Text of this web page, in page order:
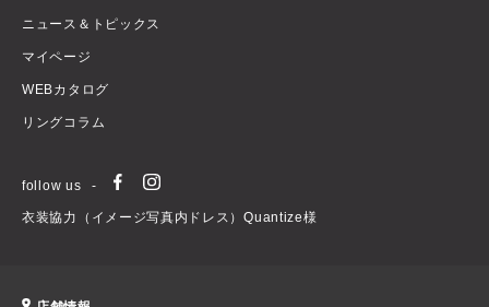
ニュース＆トピックス
マイページ
WEBカタログ
リングコラム
follow us
衣装協力（イメージ写真内ドレス）Quantize様